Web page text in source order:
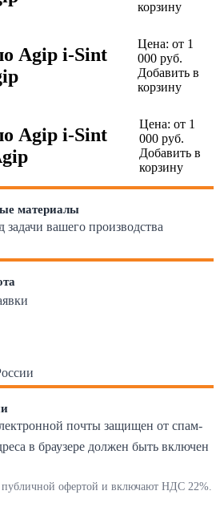
корзину
Agip i-Sint
Цена: от 1
000 руб.
Добавить в
корзину
Agip i-Sint
Цена: от 1
000 руб.
Добавить в
корзину
материалы
вашего производства
почты защищен от спам-
в браузере должен быть включен
публичной офертой и включают НДС 22%.